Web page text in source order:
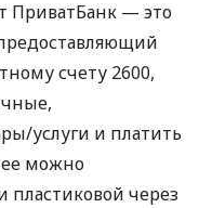
ПриватБанк — это
счету 2600,
услуги и платить
можно
пластиковой через